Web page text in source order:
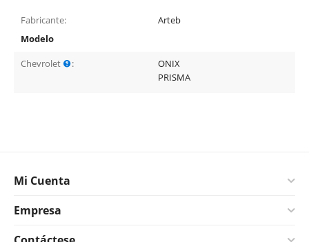
Fabricante:
Arteb
Modelo
Chevrolet
:
ONIX
PRISMA
Mi Cuenta
Empresa